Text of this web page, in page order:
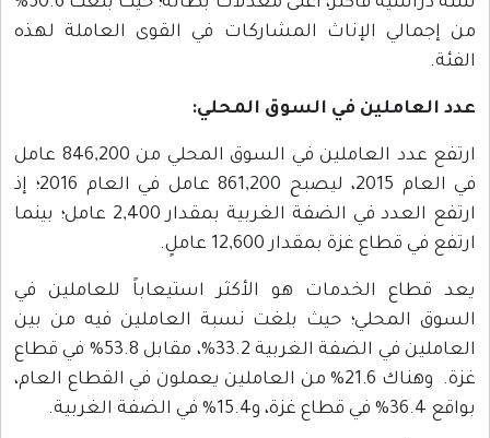
من إجمالي الإناث المشاركات في القوى العاملة لهذه
الفئة.
عدد العاملين في السوق المحلي:
ارتفع عدد العاملين في السوق المحلي من 846,200 عامل
في العام 2015، ليصبح 861,200 عامل في العام 2016؛ إذ
ارتفع العدد في الضفة الغربية بمقدار 2,400 عامل؛ بينما
ارتفع في قطاع غزة بمقدار 12,600 عاملٍ.
يعد قطاع الخدمات هو الأكثر استيعاباً للعاملين في
السوق المحلي؛ حيث بلغت نسبة العاملين فيه من بين
العاملين في الضفة الغربية 33.2%، مقابل 53.8% في قطاع
غزة. وهناك 21.6% من العاملين يعملون في القطاع العام،
بواقع 36.4% في قطاع غزة، و15.4% في الضفة الغربية.